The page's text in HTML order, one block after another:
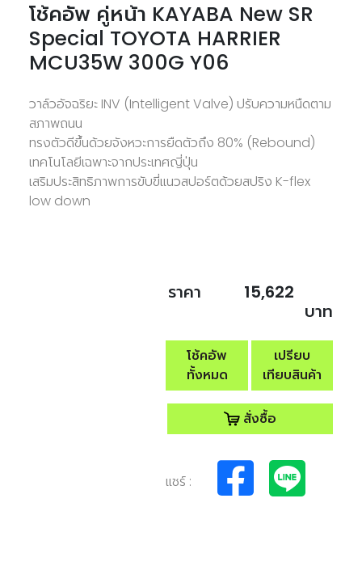
โช้คอัพ คู่หน้า KAYABA New SR
Special TOYOTA HARRIER
MCU35W 300G Y06
วาล์วอัจฉริยะ INV (Intelligent Valve) ปรับความหนืดตาม
สภาพถนน
ทรงตัวดีขึ้นด้วยจังหวะการยืดตัวถึง 80% (Rebound)
เทคโนโลยีเฉพาะจากประเทศญี่ปุ่น
เสริมประสิทธิภาพการขับขี่แนวสปอร์ตด้วยสปริง K-flex
low down
ราคา
15,622
บาท
โช้คอัพ
ทั้งหมด
เปรียบ
เทียบสินค้า
สั่งซื้อ
แชร์ :